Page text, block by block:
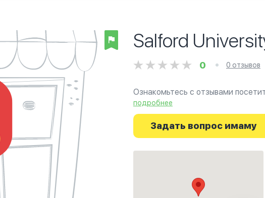
Salford
0 0 отзывов
Ознакомьтесь с отзывами
г.Манчестер на фотографиях и
путешествие начинается здесь.
подробнее
Задать вопрос имаму